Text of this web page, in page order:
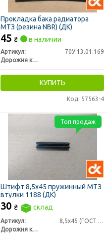
Прокладка бака радиатора
МТЗ (резина NBR) (ДК)
45 ₴ в наличии
Артикул:
70У.13.01.169
Дорожня карта
КУПИТЬ
Код: 57563-4
Штифт 8,5х45 пружинный МТЗ
втулки 1188 (ДК)
30 ₴ склад
Артикул:
Дорожня карта
Топ продаж